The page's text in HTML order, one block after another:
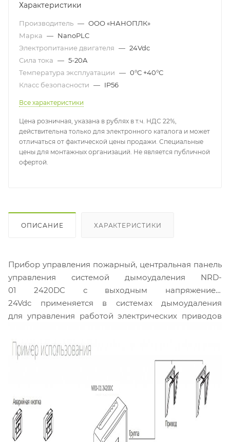
Характеристики
Производитель — ООО «НАНОПЛК»
Марка — NanoPLC
Электропитание двигателя — 24Vdc
Сила тока — 5-20A
Температура эксплуатации — 0°С +40°С
Класс безопасности — IP56
Все характеристики
Цена розничная, указана в рублях в т.ч. НДС 22%,
действительна только для электронного каталога и может
отличаться от фактической цены продажи. Специальные
цены для монтажных организаций. Не является публичной
офертой.
ОПИСАНИЕ ХАРАКТЕРИСТИКИ
Прибор управления пожарный, центральная панель
управления системой дымоудаления NRD-
01 2420DC с выходным напряжением
24Vdc применяется в системах дымоудаления
для управления работой электрических приводов
модификации прибора реализовано независимое
управление приводами для двух независимых
зон дымоудаления. Возможно подключение
электроприводов суммарной силой тока
не более